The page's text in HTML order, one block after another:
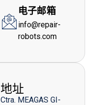
电子邮箱
info@repair-
robots.com
地址
Ctra. MEAGAS GI-